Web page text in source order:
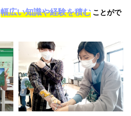
幅広い知識や経験を積む ことがで